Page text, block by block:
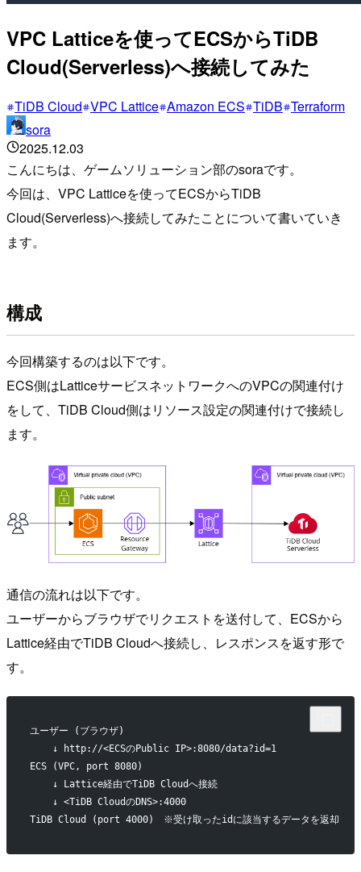
VPC Latticeを使ってECSからTiDB
Cloud(Serverless)へ接続してみた
TiDB Cloud VPC Lattice Amazon ECS TiDB Terraform
sora
2025.12.03
こんにちは、ゲームソリューション部のsoraです。
今回は、VPC Latticeを使ってECSからTiDB
Cloud(Serverless)へ接続してみたことについて書いていき
ます。
構成
今回構築するのは以下です。
ECS側はLatticeサービスネットワークへのVPCの関連付け
をして、TiDB Cloud側はリソース設定の関連付けで接続し
ます。
通信の流れは以下です。
ユーザーからブラウザでリクエストを送付して、ECSから
Lattice経由でTiDB Cloudへ接続し、レスポンスを返す形で
す。
ユーザー (ブラウザ)
    ↓ http://<ECSのPublic IP>:8080/data?id=1
ECS (VPC, port 8080)
    ↓ Lattice経由でTiDB Cloudへ接続
    ↓ <TiDB CloudのDNS>:4000
TiDB Cloud (port 4000)　※受け取ったidに該当するデータを返却